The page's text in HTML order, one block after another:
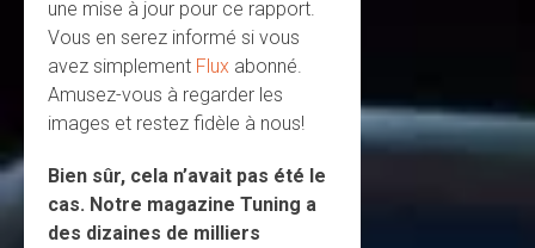
une mise à jour pour ce rapport.
Vous en serez informé si vous
avez simplement Flux abonné.
Amusez-vous à regarder les
images et restez fidèle à nous!
Bien sûr, cela n’avait pas été le
cas. Notre magazine Tuning a
des dizaines de milliers